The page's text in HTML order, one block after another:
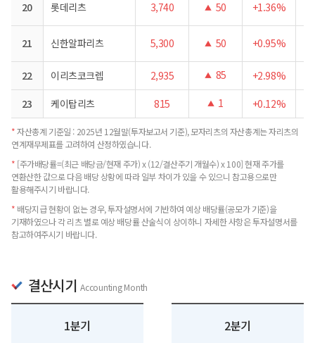
20 롯데리츠 3,740 ▲ 50 +1.36%
21 신한알파리츠 5,300 ▲ 50 +0.95%
22 이리츠코크렙 2,935 ▲ 85 +2.98%
23
케이탑리츠 815 ▲ 1 +0.12%
*자산총계 기준일 : 2025년 12월말(투자보고서 기준), 모자리츠의 자산총계는 자리츠의
연계재무제표를 고려하여 산정하였습니다.
* [주가배당률=(최근 배당금/현재 주가) x (12/결산주기 개월수) x 100] 현재 주가를
연환산한 값으로 다음 배당 상황에 따라 일부 차이가 있을 수 있으니 참고용으로만
활용해주시기 바랍니다.
* 배당지급 현황이 없는 경우, 투자설명서에 기반하여 예상 배당률(공모가 기준)을
기재하였으나 각 리츠 별로 예상 배당률 산술식이 상이하니 자세한 사항은 투자설명서를
참고하여주시기 바랍니다.
결산시기 Accounting Month
1분기 2분기